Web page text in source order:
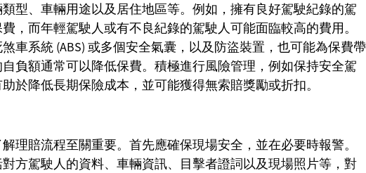
型、車輛用途以及居住地區等。例如，擁有良好駕駛紀錄的駕
，而年輕駕駛人或有不良紀錄的駕駛人可能面臨較高的費用。
車系統 (ABS) 或多個安全氣囊，以及防盜裝置，也可能為保費帶
負額通常可以降低保費。積極進行風險管理，例如保持安全駕
於降低長期保險成本，並可能獲得無索賠獎勵或折扣。
理賠流程至關重要。首先應確保現場安全，並在必要時報警。
方駕駛人的資料、車輛資訊、目擊者證詞以及現場照片等，對